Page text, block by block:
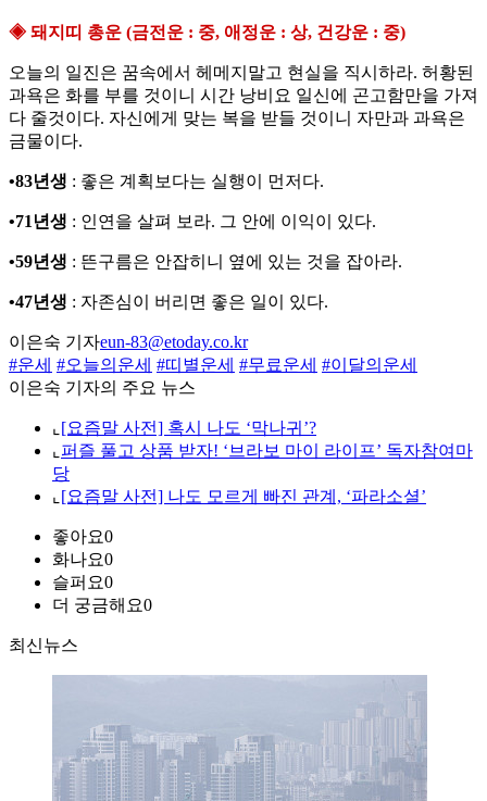
◈ 돼지띠 총운 (금전운 : 중, 애정운 : 상, 건강운 : 중)
오늘의 일진은 꿈속에서 헤메지말고 현실을 직시하라. 허황된
과욕은 화를 부를 것이니 시간 낭비요 일신에 곤고함만을 가져
다 줄것이다. 자신에게 맞는 복을 받들 것이니 자만과 과욕은
금물이다.
•83년생 : 좋은 계획보다는 실행이 먼저다.
•71년생 : 인연을 살펴 보라. 그 안에 이익이 있다.
•59년생 : 뜬구름은 안잡히니 옆에 있는 것을 잡아라.
•47년생 : 자존심이 버리면 좋은 일이 있다.
이은숙 기자eun-83@etoday.co.kr
#운세 #오늘의운세 #띠별운세 #무료운세 #이달의운세
이은숙 기자의 주요 뉴스
⌞ [요즘말 사전] 혹시 나도 ‘막나귀’?
⌞ 퍼즐 풀고 상품 받자! ‘브라보 마이 라이프’ 독자참여마
당
⌞ [요즘말 사전] 나도 모르게 빠진 관계, ‘파라소셜’
좋아요0
화나요0
슬퍼요0
더 궁금해요0
최신뉴스